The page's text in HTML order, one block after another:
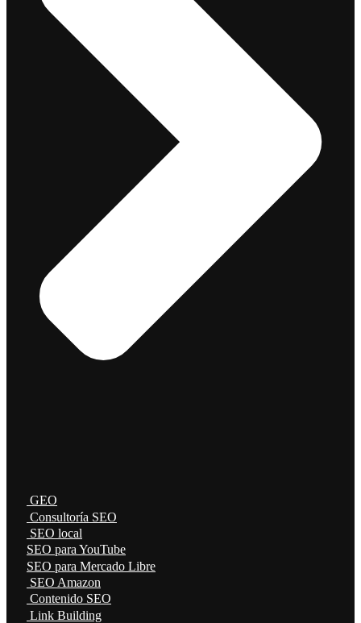
GEO
Consultoría SEO
SEO local
SEO para YouTube
SEO para Mercado Libre
SEO Amazon
Contenido SEO
Link Building